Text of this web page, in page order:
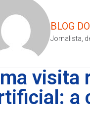
BLOG
Jornalista,
visita
a